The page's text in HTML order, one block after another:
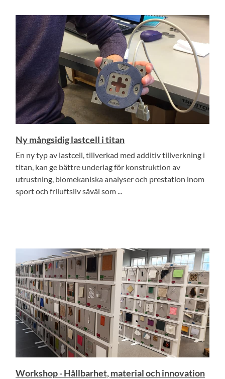
Ny mångsidig lastcell i titan
En ny typ av lastcell, tillverkad med additiv tillverkning i
titan, kan ge bättre underlag för konstruktion av
utrustning, biomekaniska analyser och prestation inom
sport och friluftsliv såväl som ...
Workshop - Hållbarhet, material och innovation